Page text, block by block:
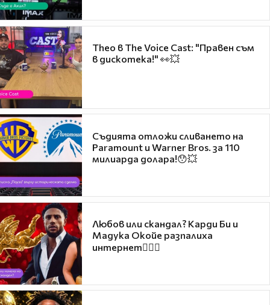
Theo в The Voice Cast: "Правен съм
в дискотека!" 👀💥
Съдията отложи сливането на
Paramount и Warner Bros. за 110
милиарда долара!😯💥
Любов или скандал? Карди Би и
Мадука Окойе разпалиха
интернет❤️‍🔥🔥